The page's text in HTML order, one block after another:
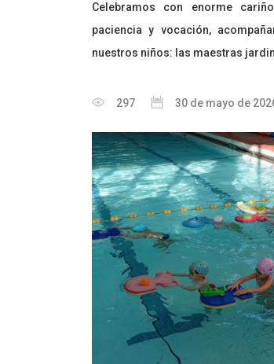
Celebramos con enorme
paciencia y vocación,
nuestros niños: las maestras
297 30 de mayo de